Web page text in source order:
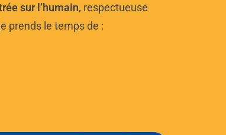
sur l’humain, respectueuse
prends le temps de :